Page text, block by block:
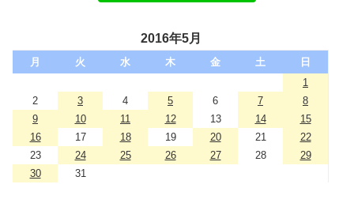
2016年5月
月 火 水 木 金 土
日
1
2
3 4 5 6 7
8
9
10 11 12 13 14
15
16
17 18 19 20 21
22
23
24 25 26 27 28
29
30
31